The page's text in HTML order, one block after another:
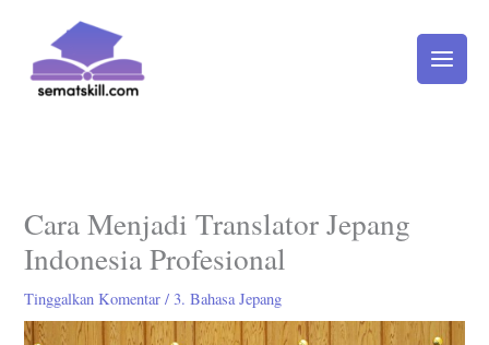
konten
Cara Menjadi Translator Jepang
Indonesia Profesional
Tinggalkan Komentar / 3. Bahasa Jepang